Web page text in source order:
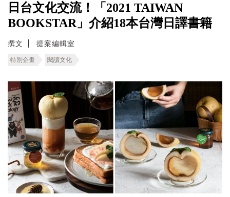
日台文化交流！「2021 TAIWAN
BOOKSTAR」介紹18本台灣日譯書籍
撰文 提案編輯室
特別企畫 閱讀文化